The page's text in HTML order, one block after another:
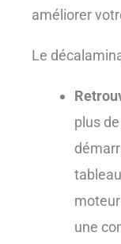
améliorer
Le
plus
une